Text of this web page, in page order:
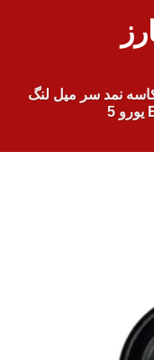
نمد سر میل لنگ